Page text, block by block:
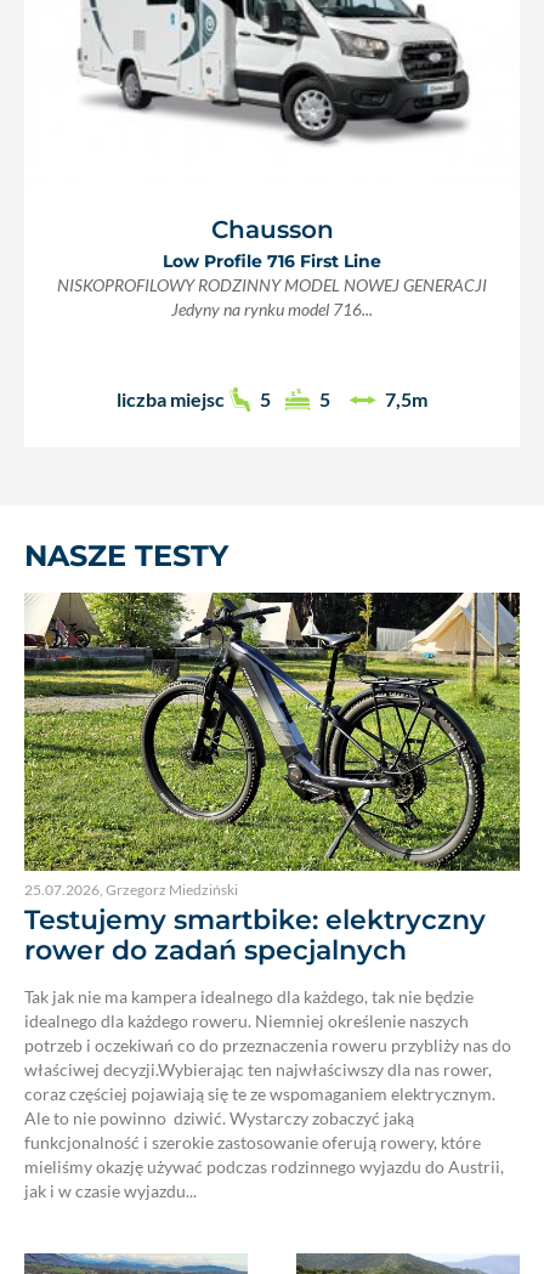
Chausson
Low Profile 716 First Line
NISKOPROFILOWY RODZINNY MODEL NOWEJ GENERACJI
Jedyny na rynku model 716...
liczba miejsc 5 5 7,5m
NASZE TESTY
25.07.2026, Grzegorz Miedziński
Testujemy smartbike: elektryczny
rower do zadań specjalnych
Tak jak nie ma kampera idealnego dla każdego, tak nie będzie
idealnego dla każdego roweru. Niemniej określenie naszych
potrzeb i oczekiwań co do przeznaczenia roweru przybliży nas do
właściwej decyzji.Wybierając ten najwłaściwszy dla nas rower,
coraz częściej pojawiają się te ze wspomaganiem elektrycznym.
Ale to nie powinno dziwić. Wystarczy zobaczyć jaką
funkcjonalność i szerokie zastosowanie oferują rowery, które
mieliśmy okazję używać podczas rodzinnego wyjazdu do Austrii,
jak i w czasie wyjazdu...